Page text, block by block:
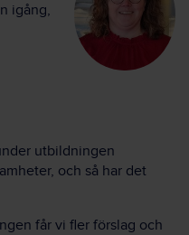
igång,
utbildningen
och så har det
får vi fler förslag och